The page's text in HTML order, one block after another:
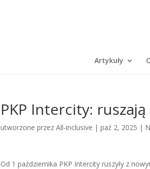
Artykuły
PKP Intercity:
utworzone przezAll-inclusive |paź 2, 2025 |
Od 1 października PKP Intercity ruszyły z